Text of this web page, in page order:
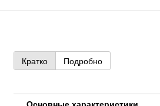
Кратко Подробно
Основные характеристики